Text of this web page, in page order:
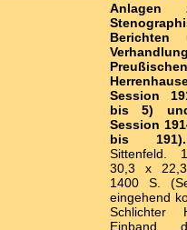
Anlagen
Berichten
Preußischen
Session
bis 5)
Session
bis 191).
Sittenfeld.
30,3 x
1400 S.
eingehend
Schlichter
Einband